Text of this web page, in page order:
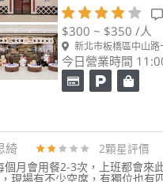
$300 ~ $350 /人
新北市板橋區中山
今日營業時間
綺 2顆星評價
個月會用餐2-3次，上班都會來
現場有不少空席，有獨位也有